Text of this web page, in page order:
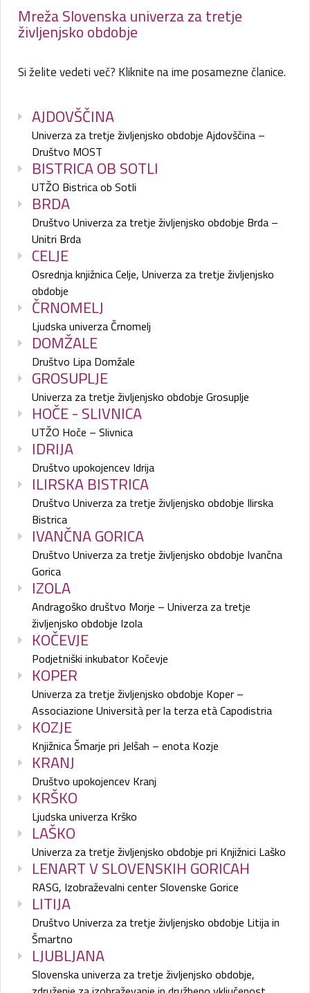
Mreža Slovenska univerza za tretje
življenjsko obdobje
Si želite vedeti več? Kliknite na ime posamezne članice.
AJDOVŠČINA
Univerza za tretje življenjsko obdobje Ajdovščina –
Društvo MOST
BISTRICA OB SOTLI
UTŽO Bistrica ob Sotli
BRDA
Društvo Univerza za tretje življenjsko obdobje Brda –
Unitri Brda
CELJE
Osrednja knjižnica Celje, Univerza za tretje življenjsko
obdobje
ČRNOMELJ
Ljudska univerza Črnomelj
DOMŽALE
Društvo Lipa Domžale
GROSUPLJE
Univerza za tretje življenjsko obdobje Grosuplje
HOČE - SLIVNICA
UTŽO Hoče – Slivnica
IDRIJA
Društvo upokojencev Idrija
ILIRSKA BISTRICA
Društvo Univerza za tretje življenjsko obdobje Ilirska
Bistrica
IVANČNA GORICA
Društvo Univerza za tretje življenjsko obdobje Ivančna
Gorica
IZOLA
Andragoško društvo Morje – Univerza za tretje
življenjsko obdobje Izola
KOČEVJE
Podjetniški inkubator Kočevje
KOPER
Univerza za tretje življenjsko obdobje Koper –
Associazione Università per la terza età Capodistria
KOZJE
Knjižnica Šmarje pri Jelšah – enota Kozje
KRANJ
Društvo upokojencev Kranj
KRŠKO
Ljudska univerza Krško
LAŠKO
Univerza za tretje življenjsko obdobje pri Knjižnici Laško
LENART V SLOVENSKIH GORICAH
RASG, Izobraževalni center Slovenske Gorice
LITIJA
Društvo Univerza za tretje življenjsko obdobje Litija in
Šmartno
LJUBLJANA
Slovenska univerza za tretje življenjsko obdobje,